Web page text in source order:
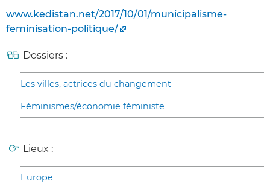
www.kedistan.net/2017/10/01/municipalisme-
feminisation-politique/
Dossiers :
Les villes, actrices du changement
Féminismes/économie féministe
Lieux :
Europe